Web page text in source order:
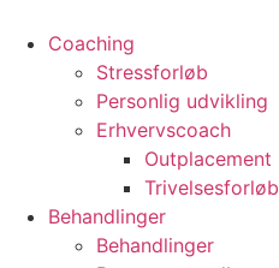
Coaching
Stressforløb
Personlig udvikling
Erhvervscoach
Outplacement
Trivelsesforløb
Behandlinger
Behandlinger